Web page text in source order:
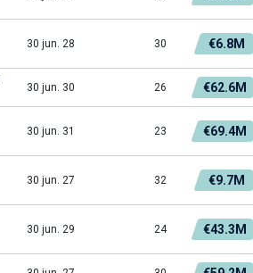
30 jun. 28 30 €6.8M
30 jun. 30 26 €62.6M
30 jun. 31 23 €69.4M
30 jun. 27 32 €9.7M
30 jun. 29 24 €43.3M